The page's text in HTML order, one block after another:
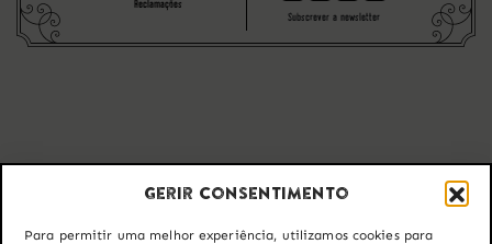
Gerir consentimento
Para permitir uma melhor experiência, utilizamos cookies para
Reclamações
Subscrever a newsletter